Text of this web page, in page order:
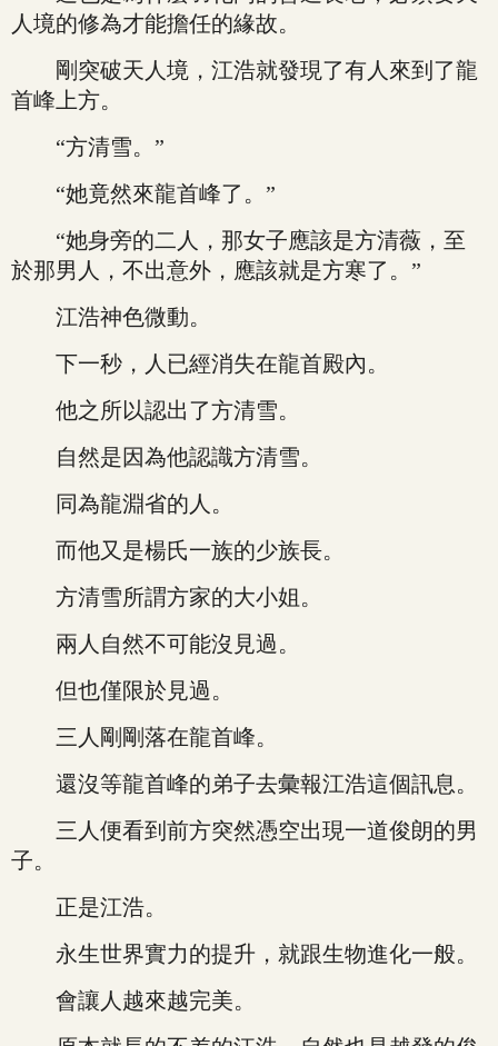
人境的修為才能擔任的緣故。
剛突破天人境，江浩就發現了有人來到了龍
首峰上方。
“方清雪。”
“她竟然來龍首峰了。”
“她身旁的二人，那女子應該是方清薇，至
於那男人，不出意外，應該就是方寒了。”
江浩神色微動。
下一秒，人已經消失在龍首殿內。
他之所以認出了方清雪。
自然是因為他認識方清雪。
同為龍淵省的人。
而他又是楊氏一族的少族長。
方清雪所謂方家的大小姐。
兩人自然不可能沒見過。
但也僅限於見過。
三人剛剛落在龍首峰。
還沒等龍首峰的弟子去彙報江浩這個訊息。
三人便看到前方突然憑空出現一道俊朗的男
子。
正是江浩。
永生世界實力的提升，就跟生物進化一般。
會讓人越來越完美。